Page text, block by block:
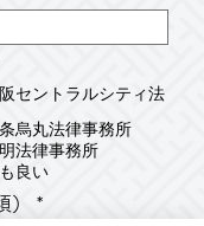
セントラルシティ法
烏丸法律事務所
法律事務所
良い
）